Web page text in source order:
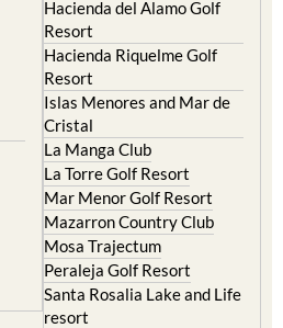
Hacienda del Alamo Golf
Resort
Hacienda Riquelme Golf
Resort
Islas Menores and Mar de
Cristal
La Manga Club
La Torre Golf Resort
Mar Menor Golf Resort
Mazarron Country Club
Mosa Trajectum
Peraleja Golf Resort
Santa Rosalia Lake and Life
resort